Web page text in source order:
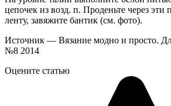
цепочек из возд. п. Проденьте через эти
ленту, завяжите бантик (см. фото).
Источник — Вязание модно и просто.
№8 2014
Оцените статью